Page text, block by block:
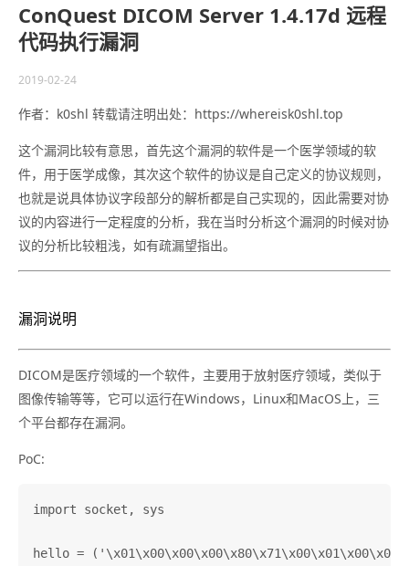
ConQuest DICOM Server 1.4.17d 远程
代码执行漏洞
2019-02-24
作者：k0shl 转载请注明出处：https://whereisk0shl.top
这个漏洞比较有意思，首先这个漏洞的软件是一个医学领域的软
件，用于医学成像，其次这个软件的协议是自己定义的协议规则，
也就是说具体协议字段部分的解析都是自己实现的，因此需要对协
议的内容进行一定程度的分析，我在当时分析这个漏洞的时候对协
议的分析比较粗浅，如有疏漏望指出。
漏洞说明
DICOM是医疗领域的一个软件，主要用于放射医疗领域，类似于
图像传输等等，它可以运行在Windows，Linux和MacOS上，三
个平台都存在漏洞。
PoC:
import socket, sys
hello =